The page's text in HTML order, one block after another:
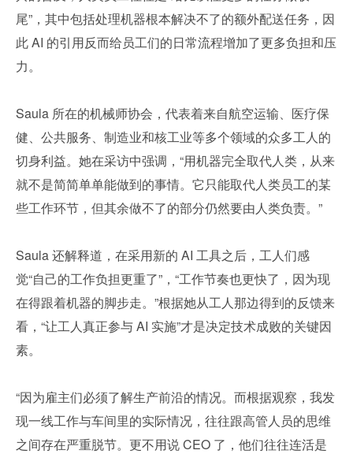
尾”，其中包括处理机器根本解决不了的额外配送任务，因
此 AI 的引用反而给员工们的日常流程增加了更多负担和压
力。
Saula 所在的机械师协会，代表着来自航空运输、医疗保
健、公共服务、制造业和核工业等多个领域的众多工人的
切身利益。她在采访中强调，“用机器完全取代人类，从来
就不是简简单单能做到的事情。它只能取代人类员工的某
些工作环节，但其余做不了的部分仍然要由人类负责。”
Saula 还解释道，在采用新的 AI 工具之后，工人们感
觉“自己的工作负担更重了”，“工作节奏也更快了，因为现
在得跟着机器的脚步走。”根据她从工人那边得到的反馈来
看，“让工人真正参与 AI 实施”才是决定技术成败的关键因
素。
“因为雇主们必须了解生产前沿的情况。而根据观察，我发
现一线工作与车间里的实际情况，往往跟高管人员的思维
之间存在严重脱节。更不用说 CEO 了，他们往往连活是